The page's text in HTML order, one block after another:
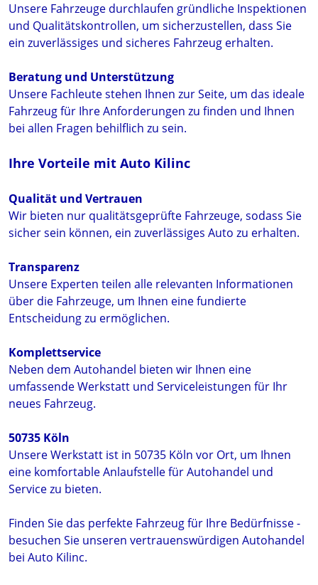
Unsere Fahrzeuge durchlaufen gründliche Inspektionen
und Qualitätskontrollen, um sicherzustellen, dass Sie
ein zuverlässiges und sicheres Fahrzeug erhalten.
Beratung und Unterstützung
Unsere Fachleute stehen Ihnen zur Seite, um das ideale
Fahrzeug für Ihre Anforderungen zu finden und Ihnen
bei allen Fragen behilflich zu sein.
Ihre Vorteile mit Auto Kilinc
Qualität und Vertrauen
Wir bieten nur qualitätsgeprüfte Fahrzeuge, sodass Sie
sicher sein können, ein zuverlässiges Auto zu erhalten.
Transparenz
Unsere Experten teilen alle relevanten Informationen
über die Fahrzeuge, um Ihnen eine fundierte
Entscheidung zu ermöglichen.
Komplettservice
Neben dem Autohandel bieten wir Ihnen eine
umfassende Werkstatt und Serviceleistungen für Ihr
neues Fahrzeug.
50735 Köln
Unsere Werkstatt ist in 50735 Köln vor Ort, um Ihnen
eine komfortable Anlaufstelle für Autohandel und
Service zu bieten.
Finden Sie das perfekte Fahrzeug für Ihre Bedürfnisse -
besuchen Sie unseren vertrauenswürdigen Autohandel
bei Auto Kilinc.